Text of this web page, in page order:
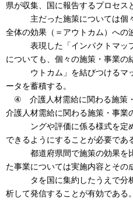
県が収集、国に報告するプロセス
主だった施策については個々
全体の効果（＝アウトカム）への
表現した「インパクトマップ
についても、個々の施策・事業の
ウトカム」を結びつけるマッ
ータを蓄積する。
④ 介護人材需給に関わる施策・
介護人材需給に関わる施策・事業
ングや評価に係る様式を定め
できるようにすることが必要であ
都道府県間で施策の効果を比
た事業については実施内容とその
タを国に集約したうえで分析
析して発信することが有効である。